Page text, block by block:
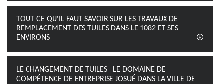
TOUT CE QU'IL FAUT SAVOIR SUR LES TRAVAUX DE
REMPLACEMENT DES TUILES DANS LE 1082 ET SES
ENVIRONS
LE CHANGEMENT DE TUILES : LE DOMAINE DE
COMPÉTENCE DE ENTREPRISE JOSUÉ DANS LA VILLE DE